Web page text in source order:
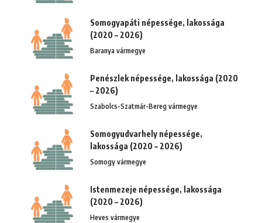
Somogyapáti népessége, lakossága
(2020 – 2026)
Baranya vármegye
Penészlek népessége, lakossága (2020
– 2026)
Szabolcs-Szatmár-Bereg vármegye
Somogyudvarhely népessége,
lakossága (2020 – 2026)
Somogy vármegye
Istenmezeje népessége, lakossága
(2020 – 2026)
Heves vármegye